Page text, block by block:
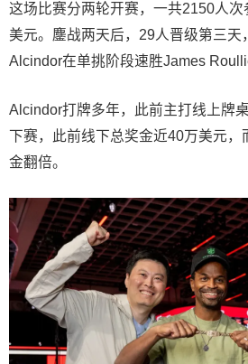
这场比赛分两轮开赛，一共2150人
美元。鏖战两天后，29人晋级第三天
Alcindor在单挑阶段速胜James
Alcindor打牌多年，此前主打线上牌
下赛，此前线下总奖金近40万美元，
金翻倍。